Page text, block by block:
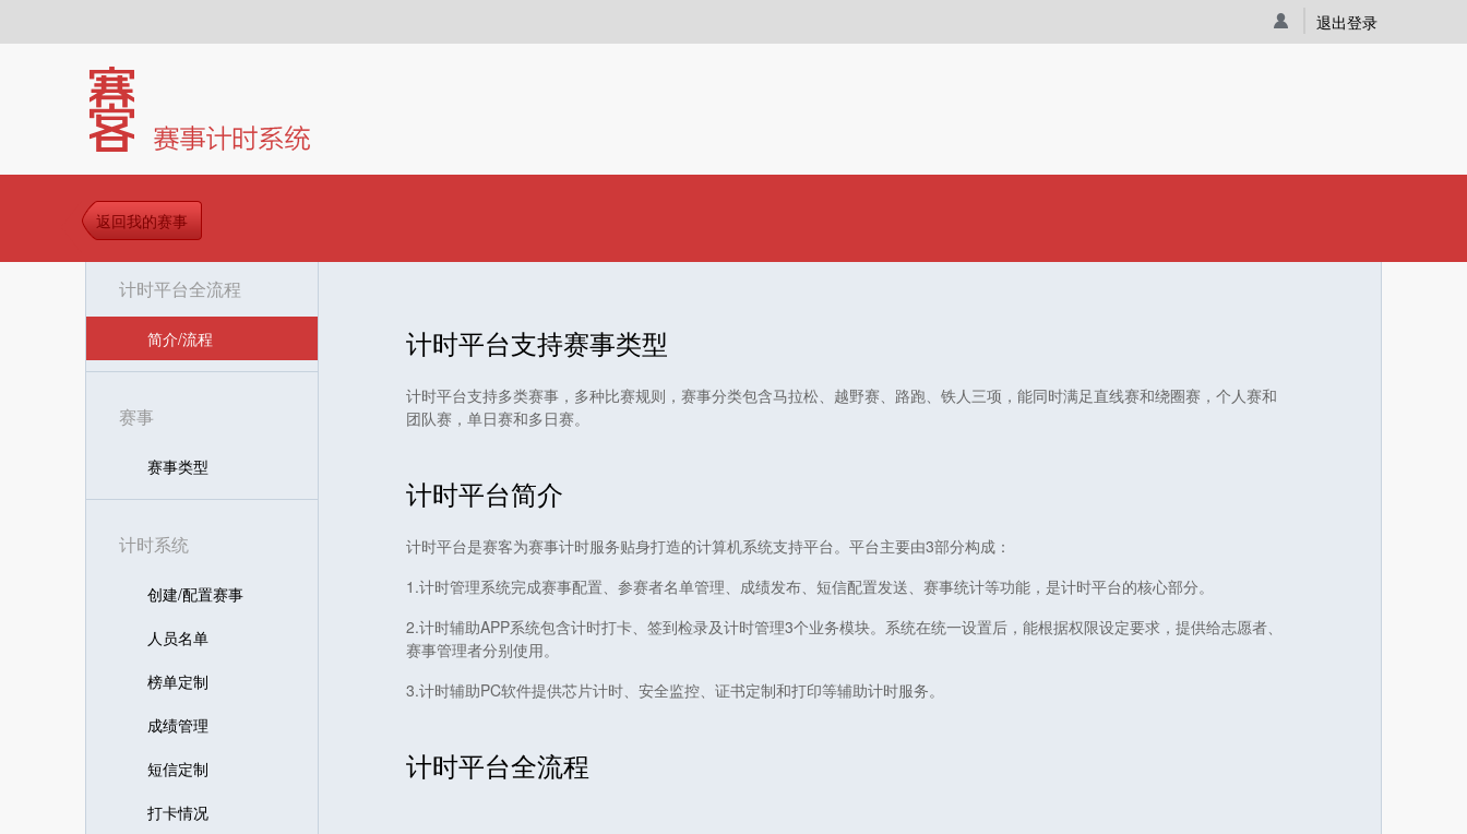
退出登录
返回我的赛事
计时平台全流程
简介/流程
赛事
赛事类型
计时系统
创建/配置赛事
人员名单
榜单定制
成绩管理
短信定制
打卡情况
计时平台支持赛事类型
计时平台支持多类赛事，多种比赛规则，赛事分类包含马拉松、越野赛、路跑、铁人三项，能同时满足直线赛和绕圈赛，个人赛和
团队赛，单日赛和多日赛。
计时平台简介
计时平台是赛客为赛事计时服务贴身打造的计算机系统支持平台。平台主要由3部分构成：
1.计时管理系统完成赛事配置、参赛者名单管理、成绩发布、短信配置发送、赛事统计等功能，是计时平台的核心部分。
2.计时辅助APP系统包含计时打卡、签到检录及计时管理3个业务模块。系统在统一设置后，能根据权限设定要求，提供给志愿者、
赛事管理者分别使用。
3.计时辅助PC软件提供芯片计时、安全监控、证书定制和打印等辅助计时服务。
计时平台全流程